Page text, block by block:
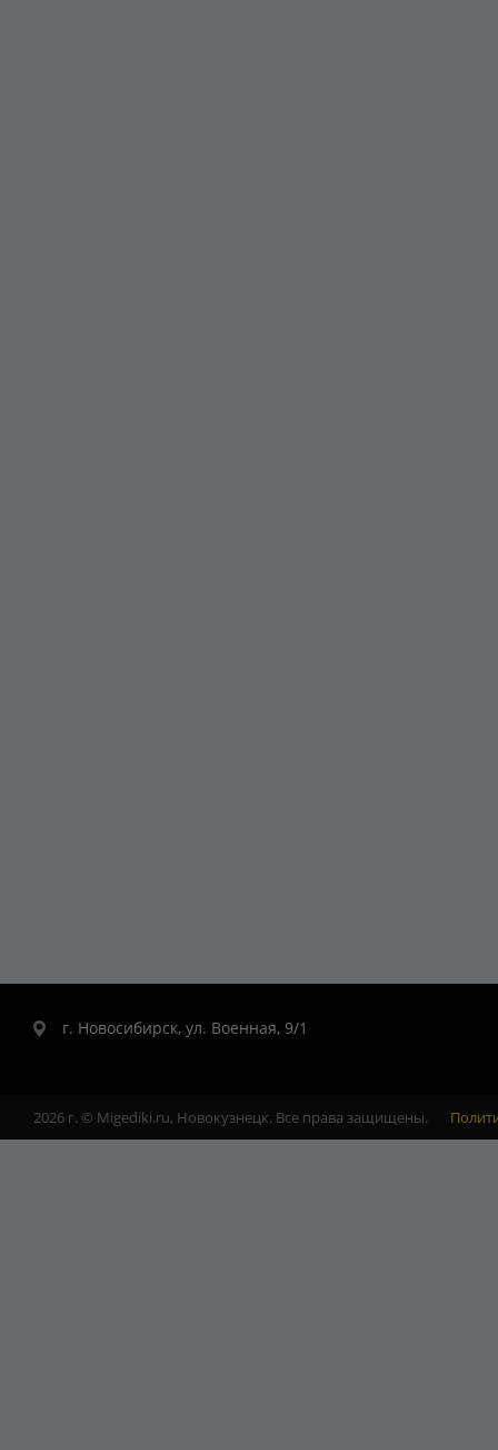
г. Новосибирск, ул. Военная, 9/1
2026 г. © Migediki.ru, Новокузнецк. Все права защищены.